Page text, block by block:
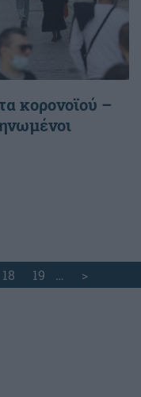
κορονοϊού –
18 19 … >